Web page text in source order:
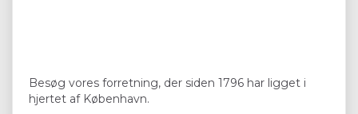
Besøg vores forretning, der siden 1796 har ligget i
hjertet af København.